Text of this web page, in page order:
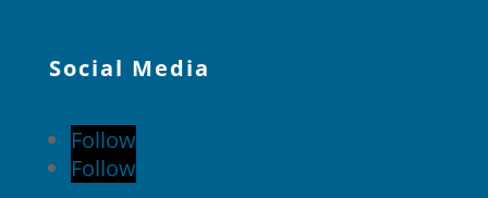
Social Media
Follow
Follow